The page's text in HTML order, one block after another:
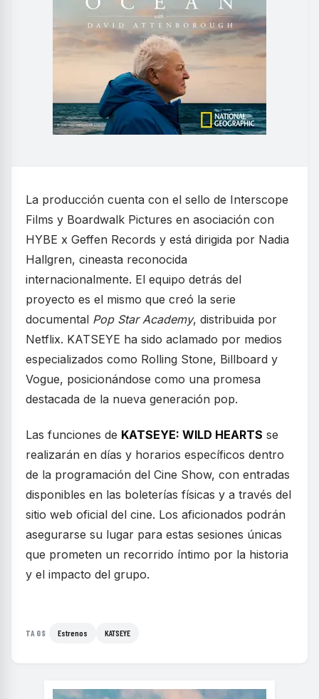
La producción cuenta con el sello de Interscope
Films y Boardwalk Pictures en asociación con
HYBE x Geffen Records y está dirigida por Nadia
Hallgren, cineasta reconocida
internacionalmente. El equipo detrás del
proyecto es el mismo que creó la serie
documental Pop Star Academy, distribuida por
Netflix. KATSEYE ha sido aclamado por medios
especializados como Rolling Stone, Billboard y
Vogue, posicionándose como una promesa
destacada de la nueva generación pop.
Las funciones de KATSEYE: WILD HEARTS se
realizarán en días y horarios específicos dentro
de la programación del Cine Show, con entradas
disponibles en las boleterías físicas y a través del
sitio web oficial del cine. Los aficionados podrán
asegurarse su lugar para estas sesiones únicas
que prometen un recorrido íntimo por la historia
y el impacto del grupo.
TAGS Estrenos KATSEYE